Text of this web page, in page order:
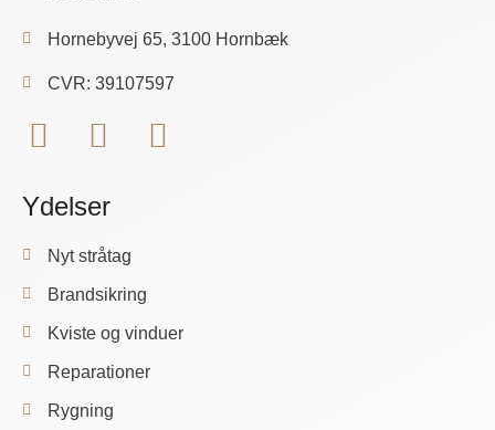
Hornebyvej 65, 3100 Hornbæk
CVR: 39107597
Ydelser
Nyt stråtag
Brandsikring
Kviste og vinduer
Reparationer
Rygning